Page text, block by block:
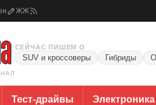
ЖЖ
СЕЙЧАС ПИШЕМ О
SUV и кроссоверы Гибриды
Тест-драйвы Электроника